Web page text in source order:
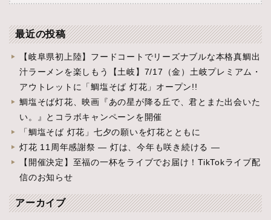
最近の投稿
【岐阜県初上陸】フードコートでリーズナブルな本格真鯛出
汁ラーメンを楽しもう【土岐】7/17（金）土岐プレミアム・
アウトレットに「鯛塩そば 灯花」オープン!!
鯛塩そば灯花、映画『あの星が降る丘で、君とまた出会いた
い。』とコラボキャンペーンを開催
「鯛塩そば 灯花」七夕の願いを灯花とともに
灯花 11周年感謝祭 ― 灯は、今年も咲き続ける ―
【開催決定】至福の一杯をライブでお届け！TikTokライブ配
信のお知らせ
アーカイブ